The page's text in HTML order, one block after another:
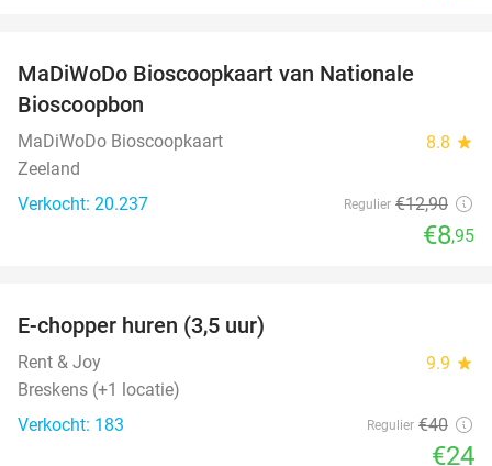
MaDiWoDo Bioscoopkaart van Nationale
Bioscoopbon
MaDiWoDo Bioscoopkaart 8.8 star
Zeeland
Verkocht: 20.237
Regulier €12,90
€8,95
E-chopper huren (3,5 uur)
Rent & Joy 9.9 star
Breskens (+1 locatie)
Verkocht: 183
Regulier €40
€24